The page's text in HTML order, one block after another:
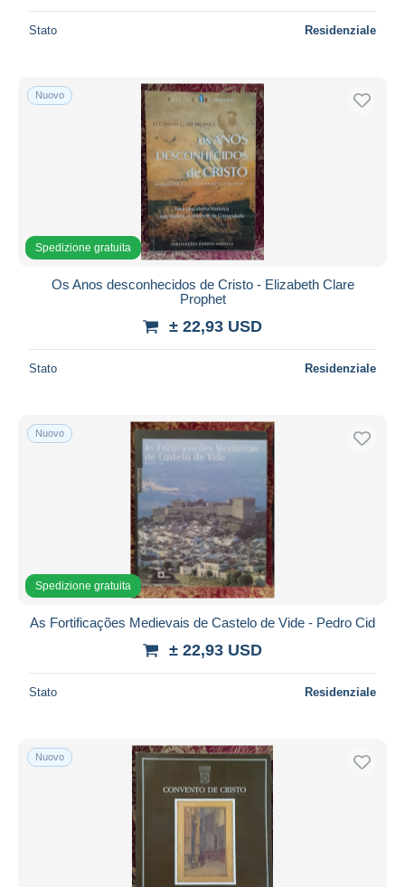
Stato Residenziale
Nuovo
Spedizione gratuita
Os Anos desconhecidos de Cristo - Elizabeth Clare
Prophet
± 22,93 USD
Stato Residenziale
Nuovo
Spedizione gratuita
As Fortificações Medievais de Castelo de Vide - Pedro Cid
± 22,93 USD
Stato Residenziale
Nuovo